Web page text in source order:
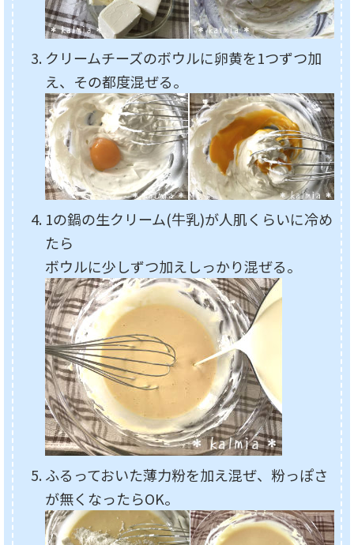
クリームチーズのボウルに卵黄を1つずつ加
え、その都度混ぜる。
1の鍋の生クリーム(牛乳)が人肌くらいに冷め
たら
ボウルに少しずつ加えしっかり混ぜる。
ふるっておいた薄力粉を加え混ぜ、粉っぽさ
が無くなったらOK。